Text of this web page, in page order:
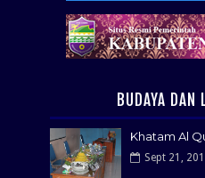
BUDAYA DAN
Khatam Al
Sept 21,